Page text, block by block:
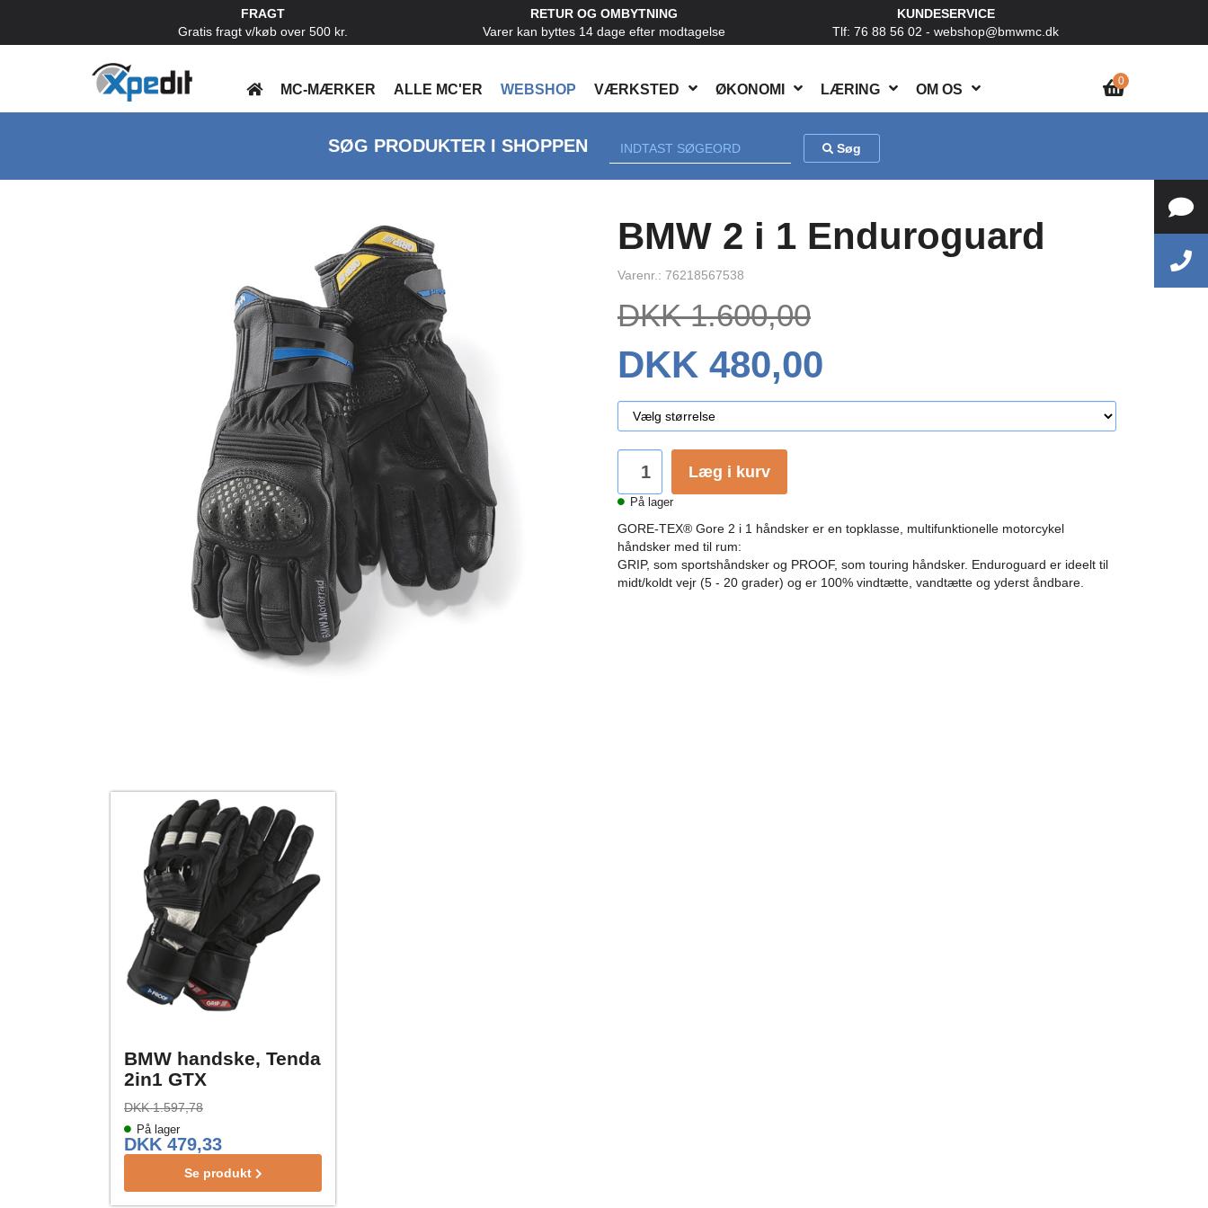
MC-MÆRKER ALLE MC'ER WEBSHOP VÆRKSTED ØKONOMI LÆRING OM OS
0
FRAGT
Gratis fragt v/køb over 500 kr.
RETUR OG OMBYTNING
Varer kan byttes 14 dage efter modtagelse
KUNDESERVICE
Tlf: 76 88 56 02 - webshop@bmwmc.dk
SØG PRODUKTER I SHOPPEN Søg
BMW 2 i 1 Enduroguard
Varenr.: 76218567538
DKK 1.600,00
DKK 480,00
Læg i kurv
På lager
GORE-TEX® Gore 2 i 1 håndsker er en topklasse, multifunktionelle motorcykel
håndsker med til rum:
GRIP, som sportshåndsker og PROOF, som touring håndsker. Enduroguard er ideelt til
midt/koldt vejr (5 - 20 grader) og er 100% vindtætte, vandtætte og yderst åndbare.
BMW handske, Tenda
2in1 GTX
På lager
DKK 1.597,78
DKK 479,33
Se produkt